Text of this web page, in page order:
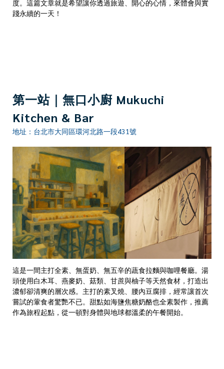
度。這篇文章就是希望讓你透過旅遊、開心的心情，來體會與實
踐永續的一天！
第一站｜無口小廚 Mukuchi
Kitchen & Bar
地址：台北市大同區環河北路一段431號
這是一間主打全素、無蛋奶、無五辛的蔬食拉麵與咖哩餐廳。湯
頭使用白木耳、燕麥奶、菇類、甘蔗與柚子等天然食材，打造出
濃郁卻清爽的層次感。主打的素叉燒、腰內豆腐排，經常讓首次
嘗試的葷食者驚艷不已。甜點如海鹽焦糖奶酪也全素製作，推薦
作為旅程起點，從一頓對身體與地球都溫柔的午餐開始。